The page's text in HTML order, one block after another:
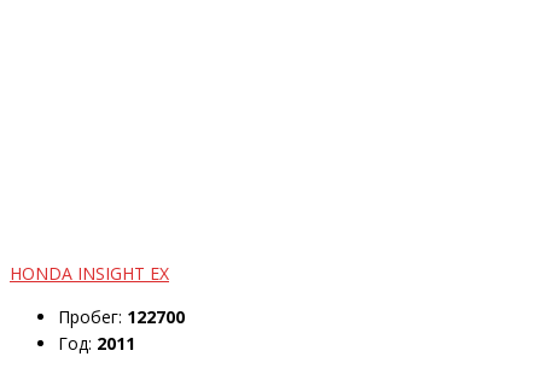
HONDA INSIGHT EX
Пробег: 122700
Год: 2011